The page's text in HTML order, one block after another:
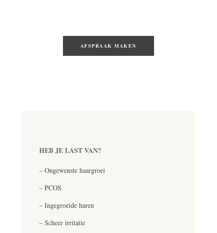
AFSPRAAK MAKEN
HEB JE LAST VAN?
– Ongewenste haargroei
– PCOS
– Ingegroeide haren
– Scheer irritatie